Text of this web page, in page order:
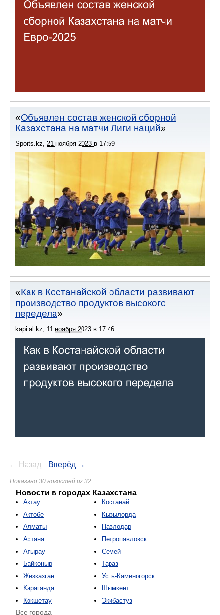
Объявлен состав женской сборной
Казахстана на матчи Лиги наций
Sports.kz, 21 ноября 2023 в 17:59
Как в Костанайской области развивают
производство продуктов высокого
передела
kapital.kz 11 ноября 2023 в 17:46
← Назад Вперёд →
Показано 30 новостей из 32
Новости в городах Казахстана
Актау
Актобе
Алматы
Астана
Атырау
Байконыр
Жезказган
Караганда
Кокшетау
Костанай
Кызылорда
Павлодар
Петропавловск
Семей
Тараз
Усть-Каменогорск
Шымкент
Экибастуз
Все города